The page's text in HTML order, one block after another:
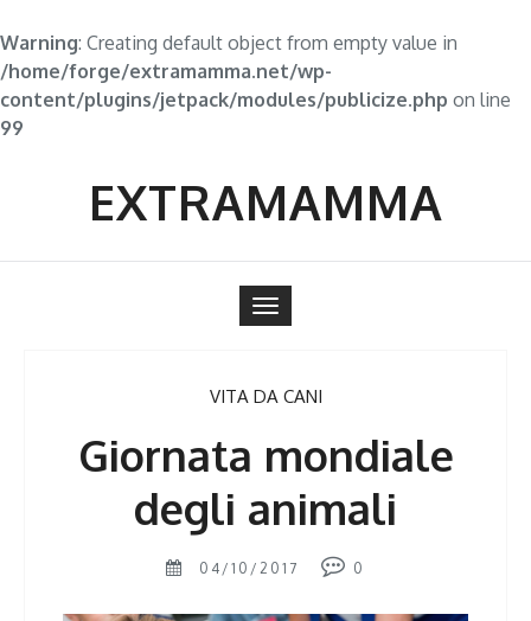
Warning: Creating default object from empty value in
/home/forge/extramamma.net/wp-
content/plugins/jetpack/modules/publicize.php on line
99
EXTRAMAMMA
Toggle
navigation
VITA DA CANI
Giornata mondiale
degli animali
04/10/2017 0